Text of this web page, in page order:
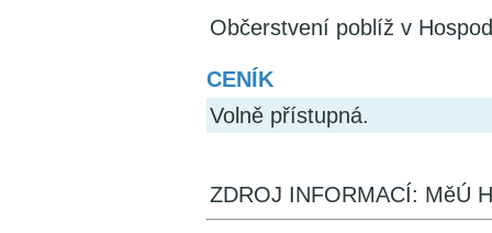
Občerstvení poblíž v
CENÍK
Volně přístupná.
ZDROJ INFORMACÍ: MěÚ